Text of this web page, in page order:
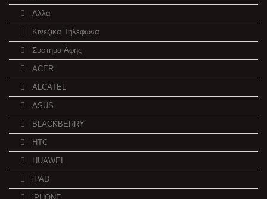
Αλλα
Κινεζικα Τηλεφωνα
Συστημα Αφης
ACER
ALCATEL
ASUS
BLACKBERRY
HTC
HUAWEI
iPAD